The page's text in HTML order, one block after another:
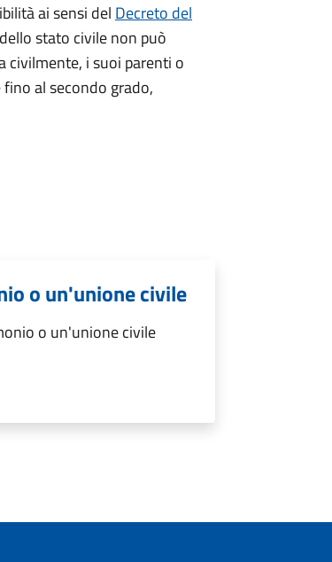
ai sensi del Decreto del
stato civile non può
civilmente, i suoi parenti o
al secondo grado,
o un'unione civile
o un'unione civile